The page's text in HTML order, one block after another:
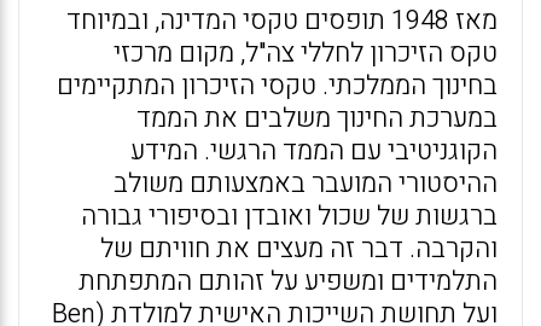
מאז 1948 תופסים טקסי המדינה, ובמיוחד
טקס הזיכרון לחללי צה"ל, מקום מרכזי
בחינוך הממלכתי. טקסי הזיכרון המתקיימים
במערכת החינוך משלבים את הממד
הקוגניטיבי עם הממד הרגשי. המידע
ההיסטורי המועבר באמצעותם משולב
ברגשות של שכול ואובדן ובסיפורי גבורה
והקרבה. דבר זה מעצים את חוויתם של
התלמידים ומשפיע על זהותם המתפתחת
ועל תחושת השייכות האישית למולדת (Ben